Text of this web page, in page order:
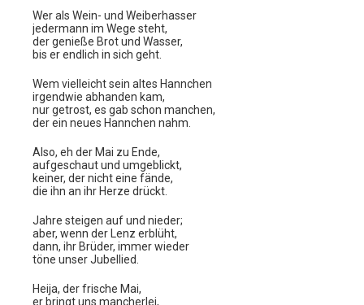
Wer als Wein- und Weiberhasser
jedermann im Wege steht,
der genieße Brot und Wasser,
bis er endlich in sich geht.
Wem vielleicht sein altes Hannchen
irgendwie abhanden kam,
nur getrost, es gab schon manchen,
der ein neues Hannchen nahm.
Also, eh der Mai zu Ende,
aufgeschaut und umgeblickt,
keiner, der nicht eine fände,
die ihn an ihr Herze drückt.
Jahre steigen auf und nieder;
aber, wenn der Lenz erblüht,
dann, ihr Brüder, immer wieder
töne unser Jubellied.
Heija, der frische Mai,
er bringt uns mancherlei,